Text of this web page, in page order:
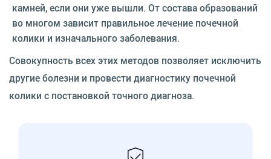
камней, если они уже вышли. От состава образований
во многом зависит правильное лечение почечной
колики и изначального заболевания.
Совокупность всех этих методов позволяет исключить
другие болезни и провести диагностику почечной
колики с постановкой точного диагноза.